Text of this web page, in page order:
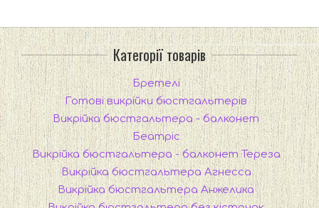
Категорії товарів
Бретелі
Готові викрійки бюстгальтерів
Викрійка бюстгальтера - балконет
Беатріс
Викрійка бюстгальтера - балконет Тереза
Викрійка бюстгальтера Агнесса
Викрійка бюстгальтера Анжелика